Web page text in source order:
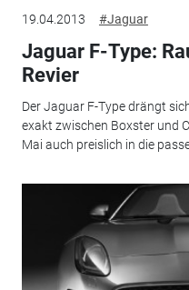
19.04.2013 #Jaguar
Jaguar F-Type:
Revier
Der Jaguar F-Type drängt
exakt zwischen Boxster und
Mai auch preislich in die